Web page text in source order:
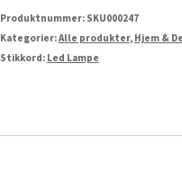
Produktnummer: SKU000247
Kategorier:Alle produkter, Hjem &
Stikkord: Led Lampe